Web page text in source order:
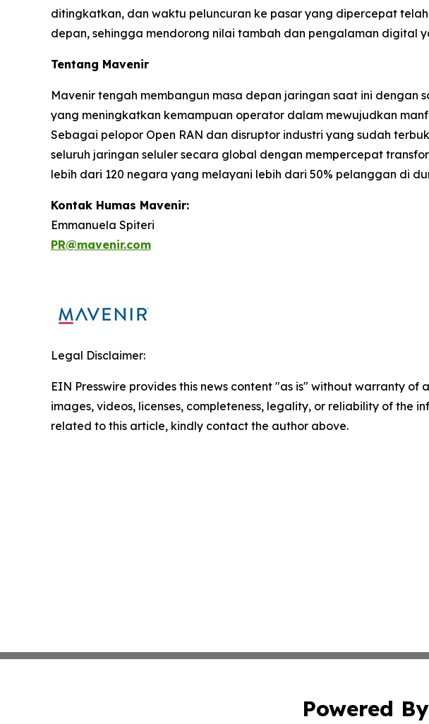
ditingkatkan, dan waktu peluncuran ke pasar yang dipercepat
depan, sehingga mendorong nilai tambah dan pengalaman digital
Tentang Mavenir
Mavenir tengah membangun masa depan jaringan saat ini dengan
yang meningkatkan kemampuan operator dalam mewujudkan
Sebagai pelopor Open RAN dan disruptor industri yang sudah
seluruh jaringan seluler secara global dengan mempercepat
lebih dari 120 negara yang melayani lebih dari 50% pelanggan di
Kontak Humas Mavenir:
Emmanuela Spiteri
PR@mavenir.com
Legal Disclaimer:
EIN Presswire provides this news content "as is" without warranty
images, videos, licenses, completeness, legality, or reliability of the
related to this article, kindly contact the author above.
Powered By